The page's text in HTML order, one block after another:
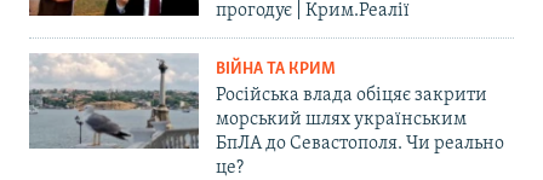
прогодує | Крим.Реалії
ВІЙНА ТА КРИМ
Російська влада обіцяє закрити
морський шлях українським
БпЛА до Севастополя. Чи реально
це?